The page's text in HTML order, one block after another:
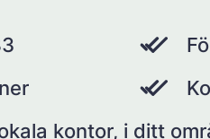
kontor, i ditt